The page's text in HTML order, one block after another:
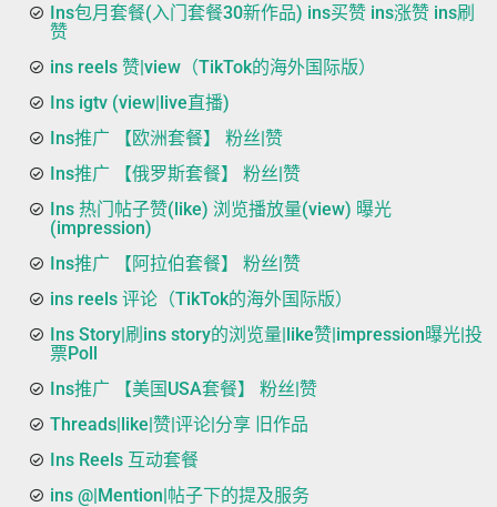
Ins包月套餐(入门套餐30新作品) ins买赞 ins涨赞 ins刷
赞
ins reels 赞|view（TikTok的海外国际版）
Ins igtv (view|live直播)
Ins推广 【欧洲套餐】 粉丝|赞
Ins推广 【俄罗斯套餐】 粉丝|赞
Ins 热门帖子赞(like) 浏览播放量(view) 曝光
(impression)
Ins推广 【阿拉伯套餐】 粉丝|赞
ins reels 评论（TikTok的海外国际版）
Ins Story|刷ins story的浏览量|like赞|impression曝光|投
票Poll
Ins推广 【美国USA套餐】 粉丝|赞
Threads|like|赞|评论|分享 旧作品
Ins Reels 互动套餐
ins @|Mention|帖子下的提及服务